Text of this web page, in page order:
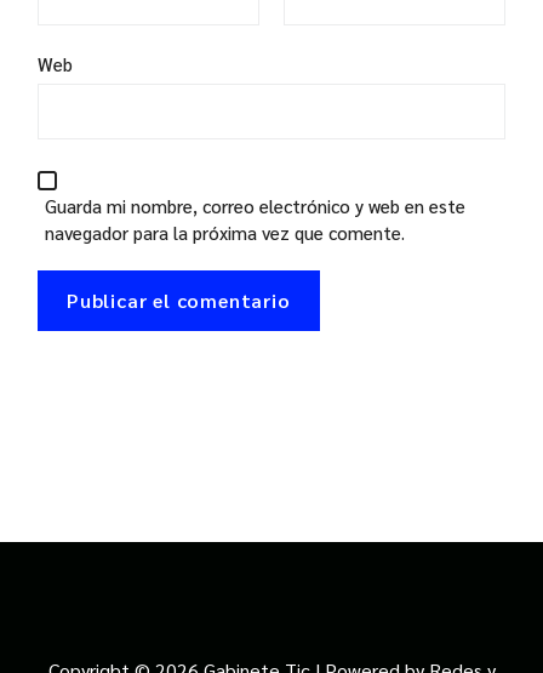
Web
Guarda mi nombre, correo electrónico y web en este
navegador para la próxima vez que comente.